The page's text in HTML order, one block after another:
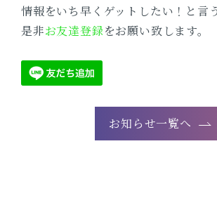
情報をいち早くゲットしたい！と言
是非お友達登録をお願い致します。
お知らせ一覧へ